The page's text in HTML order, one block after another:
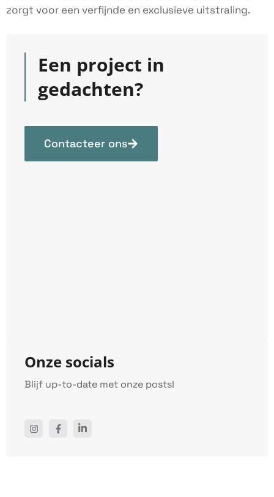
zorgt voor een verfijnde en exclusieve uitstraling.
Een project in
gedachten?
Contacteer ons
Onze socials
Blijf up-to-date met onze posts!